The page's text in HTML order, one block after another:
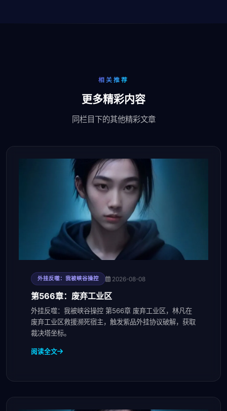
相关推荐
更多精彩内容
同栏目下的其他精彩文章
外挂反噬：我被峡谷操控 2026-08-08
第566章：废弃工业区
外挂反噬：我被峡谷操控 第566章 废弃工业区，林凡在
废弃工业区救援濒死宿主，触发紫品外挂协议破解，获取
裁决塔坐标。
阅读全文